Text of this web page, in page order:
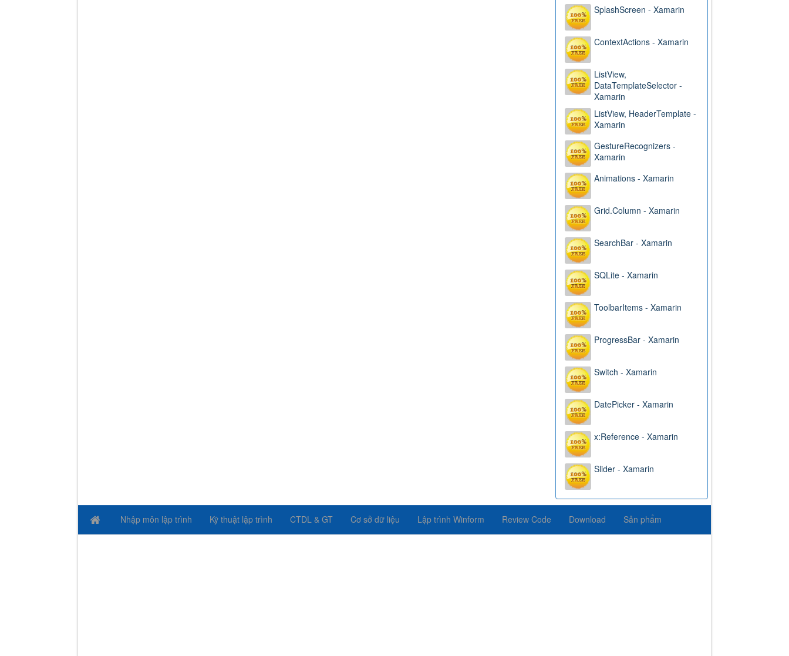
SplashScreen - Xamarin
ContextActions - Xamarin
ListView,
DataTemplateSelector -
Xamarin
ListView, HeaderTemplate -
Xamarin
GestureRecognizers -
Xamarin
Animations - Xamarin
Grid.Column - Xamarin
SearchBar - Xamarin
SQLite - Xamarin
ToolbarItems - Xamarin
ProgressBar - Xamarin
Switch - Xamarin
DatePicker - Xamarin
x:Reference - Xamarin
Slider - Xamarin
Nhập môn lập trình Kỹ thuật lập trình CTDL & GT Cơ sở dữ liệu Lập trình Winform Review Code Download Sản phẩm